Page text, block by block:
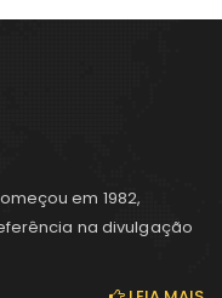
em 1982,
na divulgação